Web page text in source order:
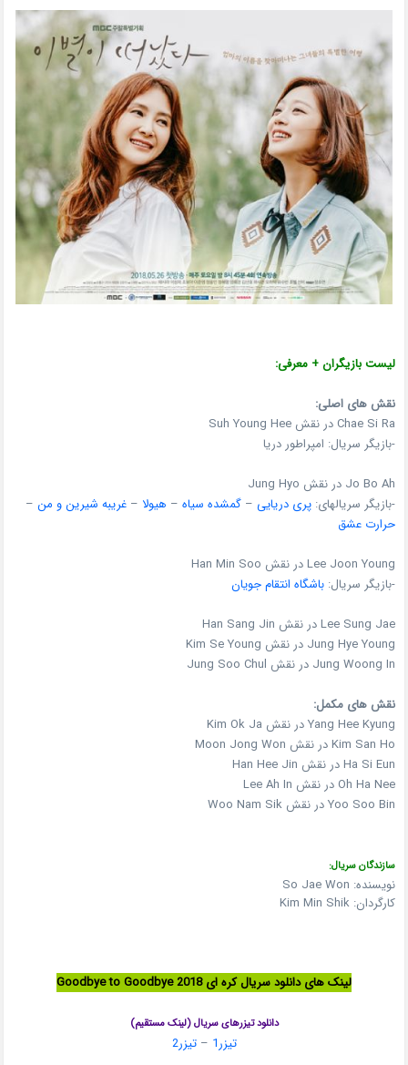
لیست بازیگران + معرفی:
نقش های اصلی:
Chae Si Ra در نقش Suh Young Hee
-بازیگر سریال: امپراطور دریا
Jo Bo Ah در نقش Jung Hyo
-بازیگر سریالهای:پری دریایی –گمشده سیاه – هیولا –غریبه شیرین و من –
حرارت عشق
Lee Joon Young در نقش Han Min Soo
-بازیگر سریال:باشگاه انتقام جویان
Lee Sung Jae در نقش Han Sang Jin
Jung Hye Young در نقش Kim Se Young
Jung Woong In در نقش Jung Soo Chul
نقش های مکمل:
Yang Hee Kyung در نقش Kim Ok Ja
Kim San Ho در نقش Moon Jong Won
Ha Si Eun در نقش Han Hee Jin
Oh Ha Nee در نقش Lee Ah In
Yoo Soo Bin در نقش Woo Nam Sik
سازندگان سریال:
نویسنده: So Jae Won
کارگردان: Kim Min Shik
لینک های دانلود سریال کره ای Goodbye to Goodbye 2018
دانلود تیزرهای سریال (لینک مستقیم)
تیزر1 –تیزر2